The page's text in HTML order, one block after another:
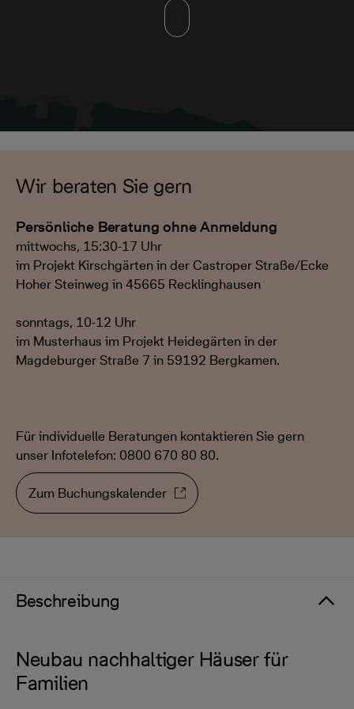
Wir beraten Sie gern
Persönliche Beratung ohne Anmeldung
mittwochs, 15:30-17 Uhr
im Projekt Kirschgärten in der Castroper Straße/Ecke
Hoher Steinweg in 45665 Recklinghausen
sonntags, 10-12 Uhr
im Musterhaus im Projekt Heidegärten in der
Magdeburger Straße 7 in 59192 Bergkamen.
Für individuelle Beratungen kontaktieren Sie gern
unser Infotelefon: 0800 670 80 80.
Zum Buchungskalender
Beschreibung
Neubau nachhaltiger Häuser für
Familien